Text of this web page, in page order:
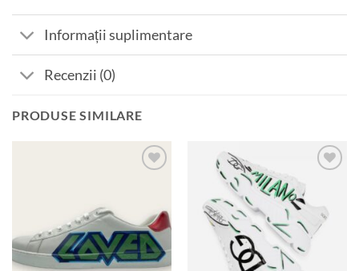
Informații suplimentare
Recenzii (0)
PRODUSE SIMILARE